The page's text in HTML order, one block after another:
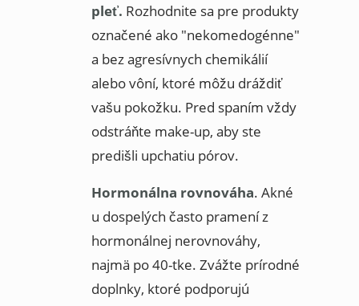
pleť. Rozhodnite sa pre produkty
označené ako "nekomedogénne"
a bez agresívnych chemikálií
alebo vôní, ktoré môžu dráždiť
vašu pokožku. Pred spaním vždy
odstráňte make-up, aby ste
predišli upchatiu pórov.
Hormonálna rovnováha. Akné
u dospelých často pramení z
hormonálnej nerovnováhy,
najmä po 40-tke. Zvážte prírodné
doplnky, ktoré podporujú